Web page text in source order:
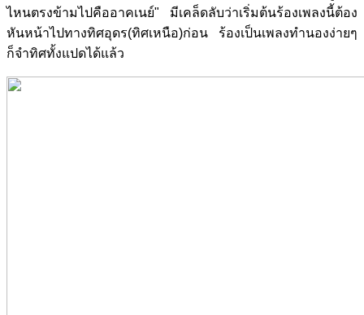
ไหนตรงข้ามไปคืออาคเนย์" มีเคล็ดลับว่าเริ่มต้นร้องเพลงนี้ต้อง
หันหน้าไปทางทิศอุดร(ทิศเหนือ)ก่อน ร้องเป็นเพลงทำนองง่ายๆ
ก็จำทิศทั้งแปดได้แล้ว